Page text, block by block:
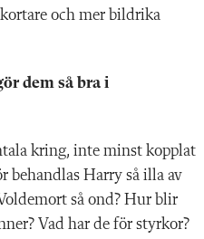
och mer bildrika
dem så bra i
kring, inte minst kopplat
behandlas Harry så illa av
så ond? Hur blir
Vad har de för styrkor?